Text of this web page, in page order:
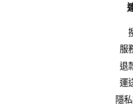
服
退
運
隱